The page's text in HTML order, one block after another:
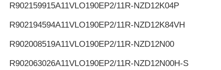
R902159915A11VLO190EP2/11R-NZD12K04P
R902194594A11VLO190EP2/11R-NZD12K84VH
R902008519A11VLO190EP2/11R-NZD12N00
R902063026A11VLO190EP2/11R-NZD12N00H-S